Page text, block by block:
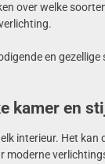
over welke
en
kamer en
interieur. Het